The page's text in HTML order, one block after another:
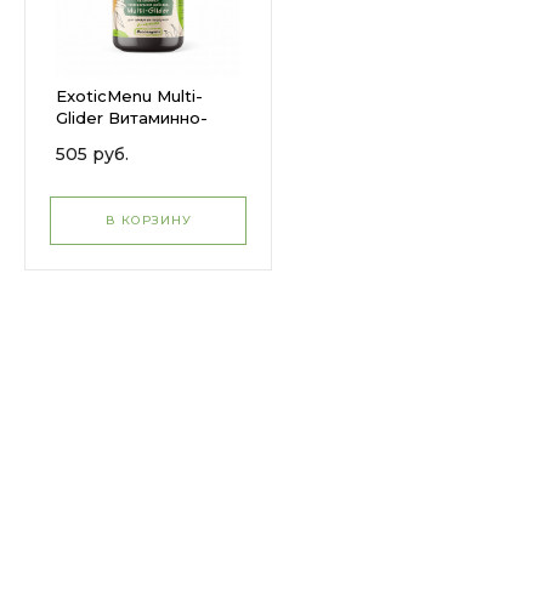
ExoticMenu Multi-
Glider Витаминно-
добавка для
505 руб.
В КОРЗИНУ